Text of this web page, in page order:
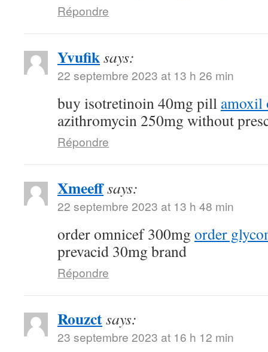
Répondre
Yvufiksays:
22 septembre 2023 at 13 h 26 min
buy isotretinoin 40mg pill amoxil
azithromycin 250mg without
Répondre
Xmeeffsays:
22 septembre 2023 at 13 h 48 min
order omnicef 300mg order
prevacid 30mg brand
Répondre
Rouzctsays:
23 septembre 2023 at 16 h 12 min